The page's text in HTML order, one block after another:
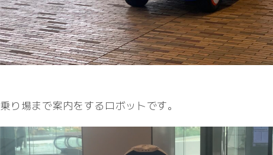
乗り場まで案内をするロボットです。